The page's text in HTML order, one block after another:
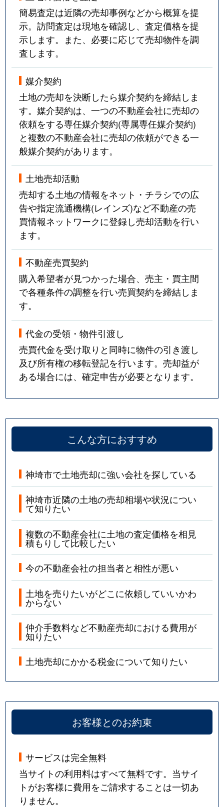
簡易査定は近隣の売却事例などから概算を提
示。訪問査定は現地を確認し、査定価格を提
示します。また、必要に応じて売却物件を調
査します。
媒介契約
土地の売却を決断したら媒介契約を締結しま
す。媒介契約は、一つの不動産会社に売却の
依頼をする専任媒介契約(専属専任媒介契約)
と複数の不動産会社に売却の依頼ができる一
般媒介契約があります。
土地売却活動
売却する土地の情報をネット・チラシでの広
告や指定流通機構(レインズ)など不動産の売
買情報ネットワークに登録し売却活動を行い
ます。
不動産売買契約
購入希望者が見つかった場合、売主・買主間
で各種条件の調整を行い売買契約を締結しま
す。
代金の受領・物件引渡し
売買代金を受け取りと同時に物件の引き渡し
及び所有権の移転登記を行います。売却益が
ある場合には、確定申告が必要となります。
こんな方におすすめ
神埼市で土地売却に強い会社を探している
神埼市近隣の土地の売却相場や状況につい
て知りたい
複数の不動産会社に土地の査定価格を相見
積もりして比較したい
今の不動産会社の担当者と相性が悪い
土地を売りたいがどこに依頼していいかわ
からない
仲介手数料など不動産売却における費用が
知りたい
土地売却にかかる税金について知りたい
お客様とのお約束
サービスは完全無料
当サイトの利用料はすべて無料です。当サイ
トがお客様に費用をご請求することは一切あ
りません。